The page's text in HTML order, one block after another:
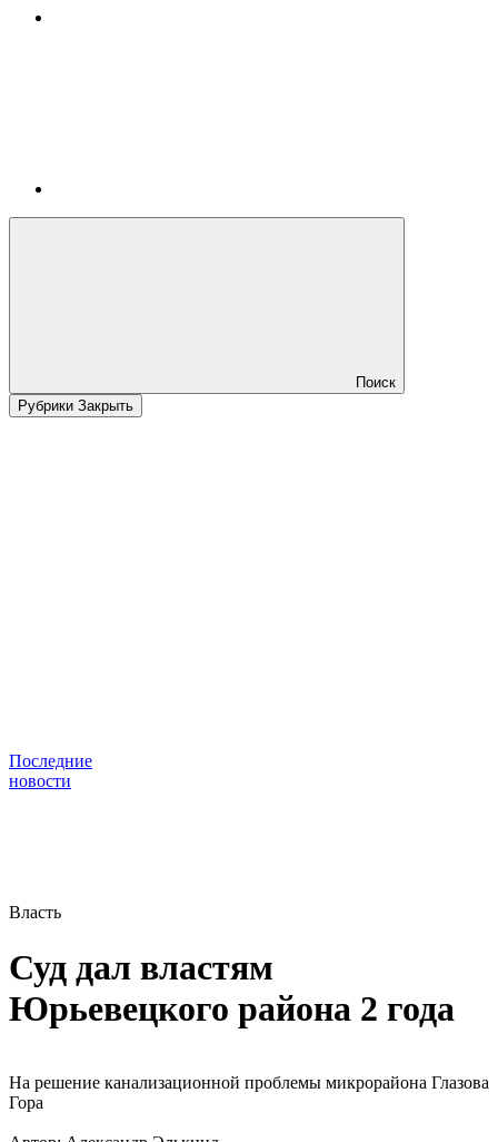
Поиск
Рубрики Закрыть
Последние
новости
Власть
Суд дал властям
Юрьевецкого района 2 года
На решение канализационной проблемы микрорайона Глазова
Гора